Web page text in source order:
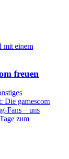
freuen
Die gamescom
Fans – uns
zum